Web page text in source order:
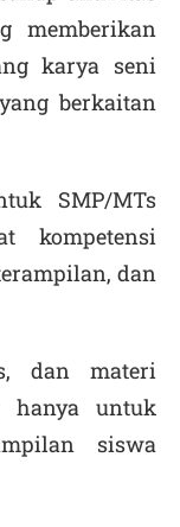
memberikan
karya seni
berkaitan
SMP/MTs
kompetensi
dan
dan materi
hanya untuk
siswa